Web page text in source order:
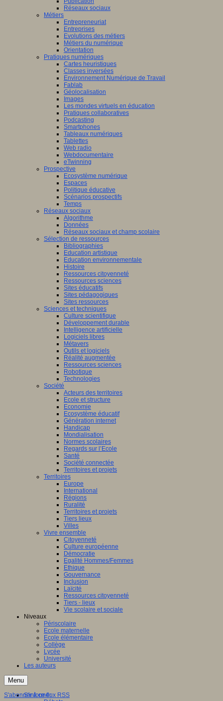
Réseaux sociaux
Métiers
Entrepreneuriat
Entreprises
Evolutions des métiers
Métiers du numérique
Orientation
Pratiques numériques
Cartes heuristiques
Classes inversées
Environnement Numérique de Travail
Fablab
Géolocalisation
Images
Les mondes virtuels en éducation
Pratiques collaboratives
Podcasting
Smartphones
Tableaux numériques
Tablettes
Web radio
Webdocumentaire
eTwinning
Prospective
Ecosystème numérique
Espaces
Politique éducative
Scénarios prospectifs
Temps
Réseaux sociaux
Algorithme
Données
Réseaux sociaux et champ scolaire
Sélection de ressources
Bibliographies
Education artistique
Education environnementale
Histoire
Ressources citoyenneté
Ressources sciences
Sites éducatifs
Sites pédagogiques
Sites ressources
Sciences et techniques
Culture scientifique
Développement durable
Intelligence artificielle
Logiciels libres
Métavers
Outils et logiciels
Réalité augmentée
Ressources sciences
Robotique
Technologies
Société
Acteurs des territoires
Ecole et structure
Economie
Ecosystème éducatif
Génération internet
Handicap
Mondialisation
Normes scolaires
Regards sur l’Ecole
Santé
Société connectée
Territoires et projets
Territoires
Europe
International
Régions
Ruralité
Territoires et projets
Tiers lieux
Villes
Vivre ensemble
Citoyenneté
Culture européenne
Démocratie
Egalité Hommes/Femmes
Ethique
Gouvernance
Inclusion
Laïcité
Ressources citoyenneté
Tiers - lieux
Vie scolaire et sociale
Niveaux
Périscolaire
Ecole maternelle
Ecole élémentaire
Collège
Lycée
Université
Les auteurs
Menu
S'informer
S'abonner à ce flux RSS